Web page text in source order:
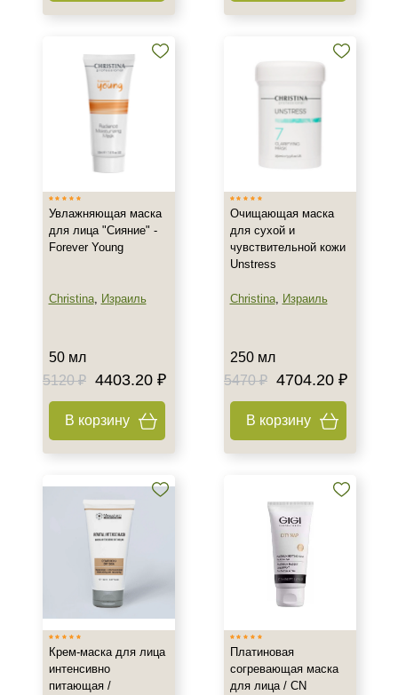
Увлажняющая маска
для лица "Сияние" -
Forever Young
Christina, Израиль
50 мл
5120 ₽ 4403.20 ₽
В корзину
Очищающая маска
для сухой и
чувствительной кожи
Unstress
Christina, Израиль
250 мл
5470 ₽ 4704.20 ₽
В корзину
Крем-маска для лица
интенсивно
питающая /
Платиновая
согревающая маска
для лица / CN